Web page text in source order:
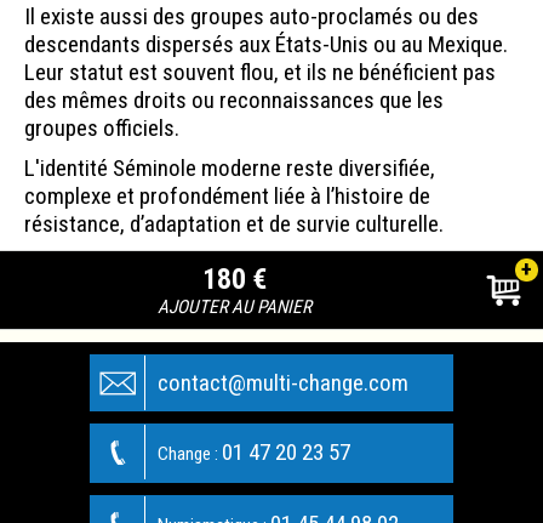
Il existe aussi des groupes auto-proclamés ou des
descendants dispersés aux États-Unis ou au Mexique.
Leur statut est souvent flou, et ils ne bénéficient pas
des mêmes droits ou reconnaissances que les
groupes officiels.
L'identité Séminole moderne reste diversifiée,
complexe et profondément liée à l’histoire de
résistance, d’adaptation et de survie culturelle.
180 €
AJOUTER AU PANIER
+
contact@multi-change.com
Change : 01 47 20 23 57